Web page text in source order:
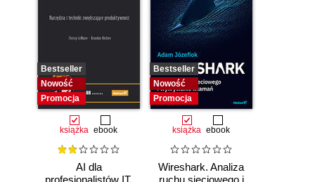
Bestseller
Nowość
Promocja
książka ebook
AI dla
Bestseller
Nowość
Promocja
książka ebook
Wireshark. Analiza